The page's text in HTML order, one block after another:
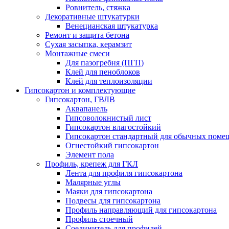
Ровнитель, стяжка
Декоративные штукатурки
Венецианская штукатурка
Ремонт и защита бетона
Сухая засыпка, керамзит
Монтажные смеси
Для пазогребня (ПГП)
Клей для пеноблоков
Клей для теплоизоляции
Гипсокартон и комплектующие
Гипсокартон, ГВЛВ
Аквапанель
Гипсоволокнистый лист
Гипсокартон влагостойкий
Гипсокартон стандартный для обычных
Огнестойкий гипсокартон
Элемент пола
Профиль, крепеж для ГКЛ
Лента для профиля гипсокартона
Малярные углы
Маяки для гипсокартона
Подвесы для гипсокартона
Профиль направляющий для гипсокартона
Профиль стоечный